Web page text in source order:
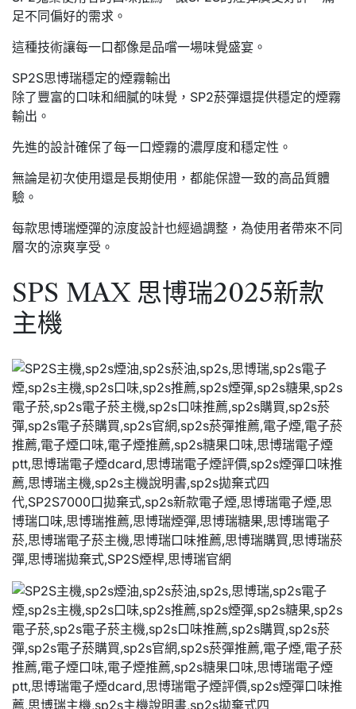
足不同偏好的需求。
這種技術讓每一口都像是品嚐一場味覺盛宴。
SP2S思博瑞穩定的煙霧輸出
除了豐富的口味和細膩的味覺，SP2菸彈還提供穩定的煙霧
輸出。
先進的設計確保了每一口煙霧的濃厚度和穩定性。
無論是初次使用還是長期使用，都能保證一致的高品質體
驗。
每款思博瑞煙彈的涼度設計也經過調整，為使用者帶來不同
層次的涼爽享受。
SPS MAX 思博瑞2025新款
主機